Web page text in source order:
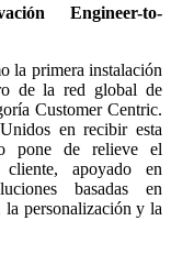
Engineer-to-
la primera instalación
de la red global de
Customer Centric.
en recibir esta
pone de relieve el
apoyado en
basadas en
personalización y la